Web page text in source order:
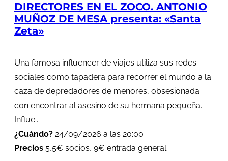
DIRECTORES EN EL ZOCO. ANTONIO
MUÑOZ DE MESA presenta: «Santa
Zeta»
Una famosa influencer de viajes utiliza sus redes
sociales como tapadera para recorrer el mundo a la
caza de depredadores de menores, obsesionada
con encontrar al asesino de su hermana pequeña.
Influe...
¿Cuándo? 24/09/2026 a las 20:00
Precios 5,5€ socios, 9€ entrada general.